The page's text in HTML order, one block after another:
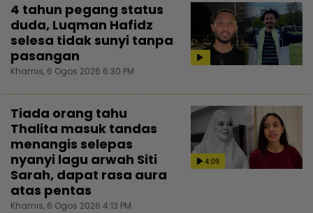
4 tahun pegang status
duda, Luqman Hafidz
selesa tidak sunyi tanpa
pasangan
Khamis, 6 Ogos 2026 6:30 PM
4:09
Tiada orang tahu
Thalita masuk tandas
menangis selepas
nyanyi lagu arwah Siti
Sarah, dapat rasa aura
atas pentas
Khamis, 6 Ogos 2026 4:13 PM